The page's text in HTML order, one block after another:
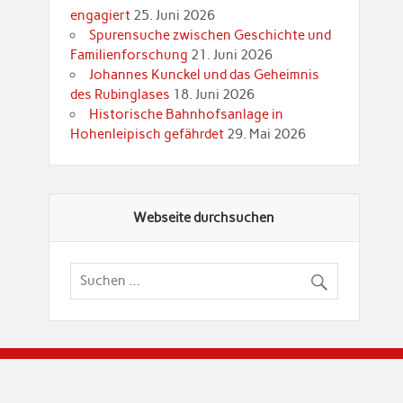
engagiert 25. Juni 2026
Spurensuche zwischen Geschichte und
Familienforschung 21. Juni 2026
Johannes Kunckel und das Geheimnis
des Rubinglases 18. Juni 2026
Historische Bahnhofsanlage in
Hohenleipisch gefährdet 29. Mai 2026
Webseite durchsuchen